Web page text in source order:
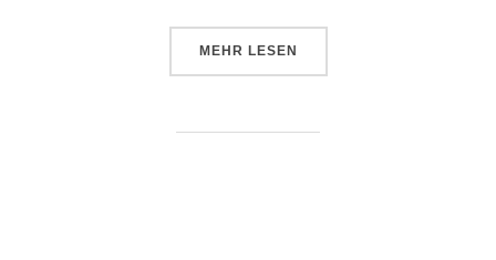
MEHR ÜBER „JFV MULDE – LOSSA –
LESEN